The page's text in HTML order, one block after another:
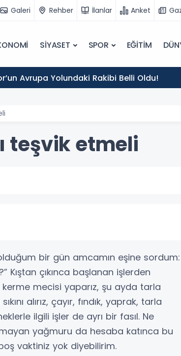
Galeri Rehber İlanlar Anket
SİYASET SPOR EĞİTİM
Avrupa Yolundaki Rakibi Belli Oldu!
teşvik etmeli
bir gün amcamın eşine sordum:
Kıştan çıkınca başlanan işlerden
mecisi yaparız, şu ayda tarla
alırız, çayır, fındık, yaprak, tarla
ilgili işler de ayrı bir fasıl. Ne
yağmuru da hesaba katınca bu
vaktiniz yok diyebilirim.